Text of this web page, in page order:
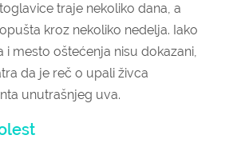
traje nekoliko dana, a
kroz nekoliko nedelja. Iako
i mesto oštećenja nisu dokazani,
da je reč o upali živca
unutrašnjeg uva.